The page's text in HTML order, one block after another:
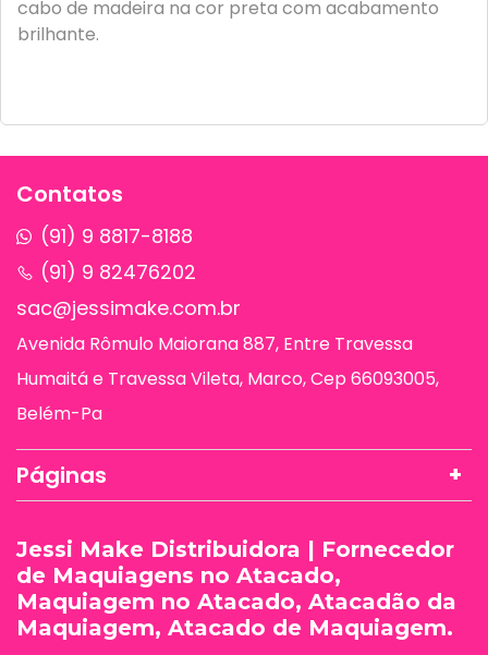
cabo de madeira na cor preta com acabamento
brilhante.
Contatos
(91) 9 8817-8188
(91) 9 82476202
sac@jessimake.com.br
Avenida Rômulo Maiorana 887, Entre Travessa
Humaitá e Travessa Vileta, Marco, Cep 66093005,
Belém-Pa
Páginas
Jessi Make Distribuidora | Fornecedor
de Maquiagens no Atacado,
Maquiagem no Atacado, Atacadão da
Maquiagem, Atacado de Maquiagem.